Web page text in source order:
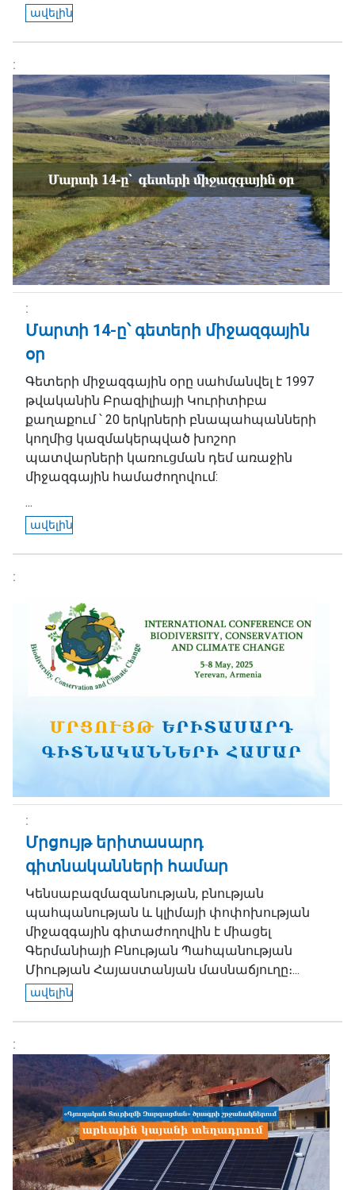
ավելին
Մարտի 14-ը՝ գետերի միջազգային
օր
Գետերի միջազգային օրը սահմանվել է 1997
թվականին Բրազիլիայի Կուրիտիբա
քաղաքում ՝ 20 երկրների բնապահպանների
կողմից կազմակերպված խոշոր
պատվարների կառուցման դեմ առաջին
միջազգային համաժողովում:
...
ավելին
Մրցույթ երիտասարդ
գիտնականների համար
Կենսաբազմազանության, բնության
պահպանության և կլիմայի փոփոխության
միջազգային գիտաժողովին է միացել
Գերմանիայի Բնության Պահպանության
Միության Հայաստանյան մասնաճյուղը։...
ավելին